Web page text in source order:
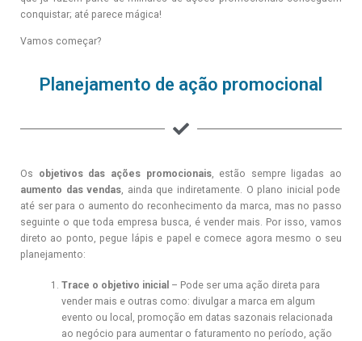
conquistar; até parece mágica!
Vamos começar?
Planejamento de ação promocional
Os objetivos das ações promocionais, estão sempre ligadas ao
aumento das vendas , ainda que indiretamente. O plano inicial pode
até ser para o aumento do reconhecimento da marca, mas no passo
seguinte o que toda empresa busca, é vender mais. Por isso, vamos
direto ao ponto, pegue lápis e papel e comece agora mesmo o seu
planejamento:
Trace o objetivo inicial – Pode ser uma ação direta para
vender mais e outras como: divulgar a marca em algum
evento ou local, promoção em datas sazonais relacionada
ao negócio para aumentar o faturamento no período, ação